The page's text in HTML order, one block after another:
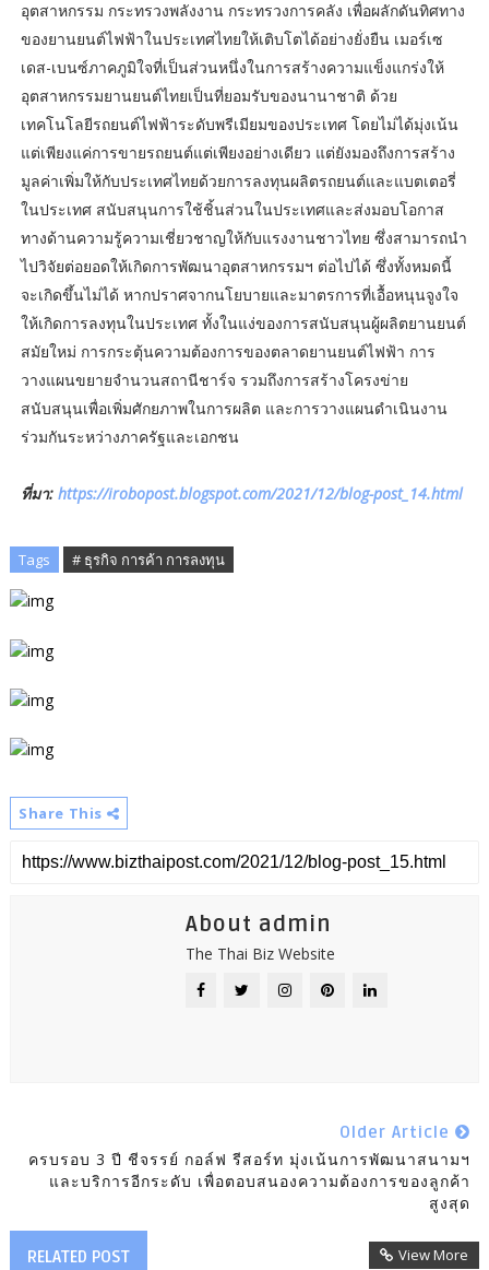
อุตสาหกรรม กระทรวงพลังงาน กระทรวงการคลัง เพื่อผลักดันทิศทาง
ของยานยนต์ไฟฟ้าในประเทศไทยให้เติบโตได้อย่างยั่งยืน เมอร์เซ
เดส-เบนซ์ภาคภูมิใจที่เป็นส่วนหนึ่งในการสร้างความแข็งแกร่งให้
อุตสาหกรรมยานยนต์ไทยเป็นที่ยอมรับของนานาชาติ ด้วย
เทคโนโลยีรถยนต์ไฟฟ้าระดับพรีเมียมของประเทศ โดยไม่ได้มุ่งเน้น
แต่เพียงแค่การขายรถยนต์แต่เพียงอย่างเดียว แต่ยังมองถึงการสร้าง
มูลค่าเพิ่มให้กับประเทศไทยด้วยการลงทุนผลิตรถยนต์และแบตเตอรี่
ในประเทศ สนับสนุนการใช้ชิ้นส่วนในประเทศและส่งมอบโอกาส
ทางด้านความรู้ความเชี่ยวชาญให้กับแรงงานชาวไทย ซึ่งสามารถนำ
ไปวิจัยต่อยอดให้เกิดการพัฒนาอุตสาหกรรมฯ ต่อไปได้ ซึ่งทั้งหมดนี้
จะเกิดขึ้นไม่ได้ หากปราศจากนโยบายและมาตรการที่เอื้อหนุนจูงใจ
ให้เกิดการลงทุนในประเทศ ทั้งในแง่ของการสนับสนุนผู้ผลิตยานยนต์
สมัยใหม่ การกระตุ้นความต้องการของตลาดยานยนต์ไฟฟ้า การ
วางแผนขยายจำนวนสถานีชาร์จ รวมถึงการสร้างโครงข่าย
สนับสนุนเพื่อเพิ่มศักยภาพในการผลิต และการวางแผนดำเนินงาน
ร่วมกันระหว่างภาครัฐและเอกชน
ที่มา: https://irobopost.blogspot.com/2021/12/blog-post_14.html
Tags # ธุรกิจ การค้า การลงทุน
Share This
About admin
The Thai Biz Website
Older Article
ครบรอบ 3 ปี ชีจรรย์ กอล์ฟ รีสอร์ท มุ่งเน้นการพัฒนาสนามฯ
และบริการอีกระดับ เพื่อตอบสนองความต้องการของลูกค้า
สูงสุด
RELATED POST View More